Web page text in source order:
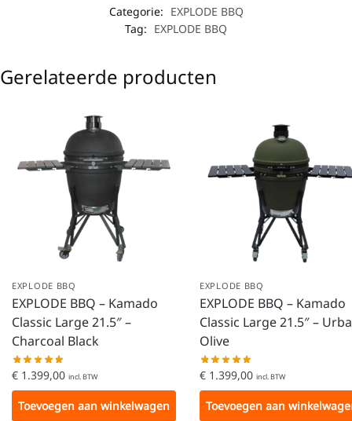
Categorie: EXPLODE BBQ
Tag: EXPLODE BBQ
Gerelateerde producten
EXPLODE BBQ
EXPLODE BBQ – Kamado
Classic Large 21.5″ –
Charcoal Black
€ 1.399,00 incl. BTW
Toevoegen aan winkelwagen
EXPLODE BBQ
EXPLODE BBQ – Kamado
Classic Large 21.5″ –
Olive
€ 1.399,00 incl. BTW
Toevoegen aan